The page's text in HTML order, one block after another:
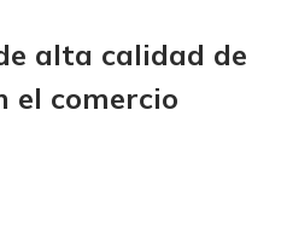
alta calidad de
el comercio